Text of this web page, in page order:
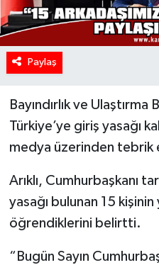
Paylaş
Bayındırlık ve Ulaştırma
Türkiye’ye giriş yasağı
medya üzerinden tebrik
Arıklı, Cumhurbaşkanı
yasağı bulunan 15 kişinin
öğrendiklerini belirtti.
“Bugün Sayın